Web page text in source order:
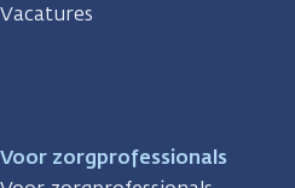
Vacatures
Voor zorgprofessionals